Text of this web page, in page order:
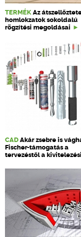
TERMÉK Az
homlokzatok sokoldalú
rögzítési megoldásai
CAD Akár zsebre is
Fischer-támogatás a
tervezéstől a